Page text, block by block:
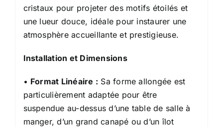
cristaux pour projeter des motifs étoilés et
une lueur douce, idéale pour instaurer une
atmosphère accueillante et prestigieuse.
Installation et Dimensions
• Format Linéaire : Sa forme allongée est
particulièrement adaptée pour être
suspendue au-dessus d’une table de salle à
manger, d’un grand canapé ou d’un îlot